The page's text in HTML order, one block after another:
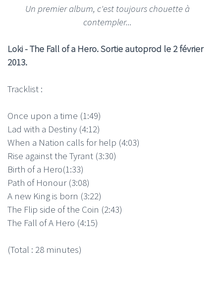
Un premier album, c'est toujours chouette à
contempler...
Loki - The Fall of a Hero. Sortie autoprod le 2 février
2013.
Tracklist :
Once upon a time (1:49)
Lad with a Destiny (4:12)
When a Nation calls for help (4:03)
Rise against the Tyrant (3:30)
Birth of a Hero(1:33)
Path of Honour (3:08)
A new King is born (3:22)
The Flip side of the Coin (2:43)
The Fall of A Hero (4:15)
(Total : 28 minutes)